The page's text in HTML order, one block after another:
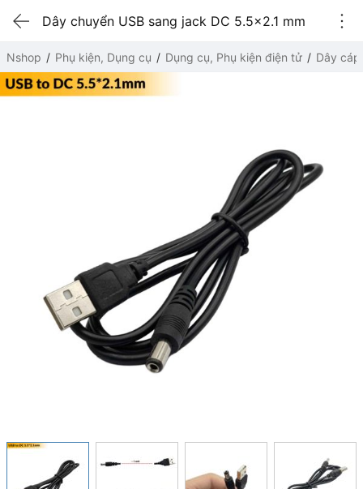
Dây chuyển USB sang jack DC 5.5x2.1 mm
Nshop Phụ kiện, Dụng cụ Dụng cụ, Phụ kiện điện tử Dây cáp